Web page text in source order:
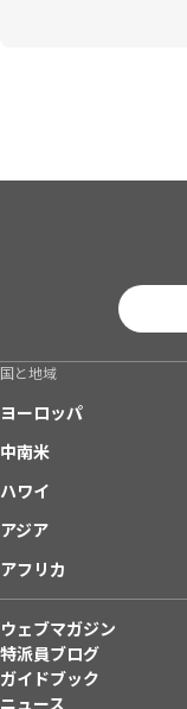
国と地域
ヨーロッパ
中南米
ハワイ
アジア
アフリカ
ウェブマガジン
特派員ブログ
ガイドブック
ニュース